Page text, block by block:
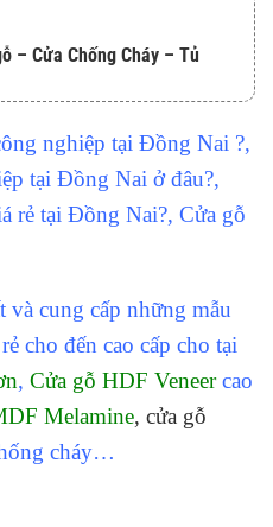
– Cửa Chống Cháy – Tủ
nghiệp tại Đồng Nai ?,
tại Đồng Nai ở đâu?,
rẻ tại Đồng Nai?, Cửa gỗ
và cung cấp những mẫu
cho đến cao cấp cho tại
, Cửa gỗ HDF Veneer cao
Melamine, cửa gỗ
cháy…